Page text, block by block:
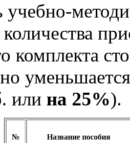
количества
комплекта
. или на 25%).
№ Название пособия